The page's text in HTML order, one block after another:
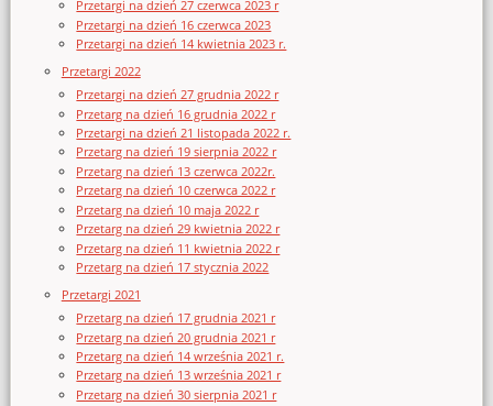
Przetargi na dzień 27 czerwca 2023 r
Przetargi na dzień 16 czerwca 2023
Przetargi na dzień 14 kwietnia 2023 r.
Przetargi 2022
Przetargi na dzień 27 grudnia 2022 r
Przetarg na dzień 16 grudnia 2022 r
Przetargi na dzień 21 listopada 2022 r.
Przetarg na dzień 19 sierpnia 2022 r
Przetarg na dzień 13 czerwca 2022r.
Przetarg na dzień 10 czerwca 2022 r
Przetarg na dzień 10 maja 2022 r
Przetarg na dzień 29 kwietnia 2022 r
Przetarg na dzień 11 kwietnia 2022 r
Przetarg na dzień 17 stycznia 2022
Przetargi 2021
Przetarg na dzień 17 grudnia 2021 r
Przetarg na dzień 20 grudnia 2021 r
Przetarg na dzień 14 września 2021 r.
Przetarg na dzień 13 września 2021 r
Przetarg na dzień 30 sierpnia 2021 r